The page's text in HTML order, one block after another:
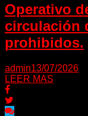
Operativo
circulación
prohibidos.
admin13/07/2026
LEER MAS